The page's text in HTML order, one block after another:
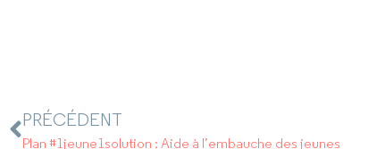
PRÉCÉDENT
Plan #1jeune1solution : Aide à l’embauche des jeunes